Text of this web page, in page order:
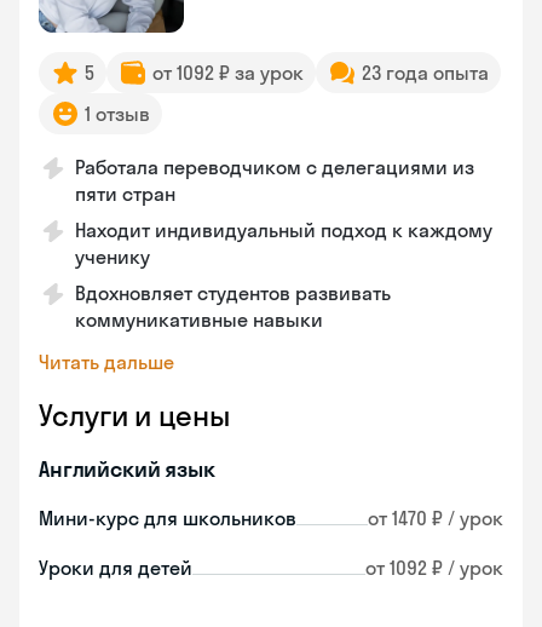
5 от 1092 ₽ за урок
23 года опыта
1 отзыв
Работала переводчиком с делегациями из
пяти стран
Находит индивидуальный подход к каждому
ученику
Вдохновляет студентов развивать
коммуникативные навыки
Читать дальше
Услуги и цены
Английский язык
Мини-курс для школьников от 1470 ₽ / урок
Уроки для детей от 1092 ₽ / урок